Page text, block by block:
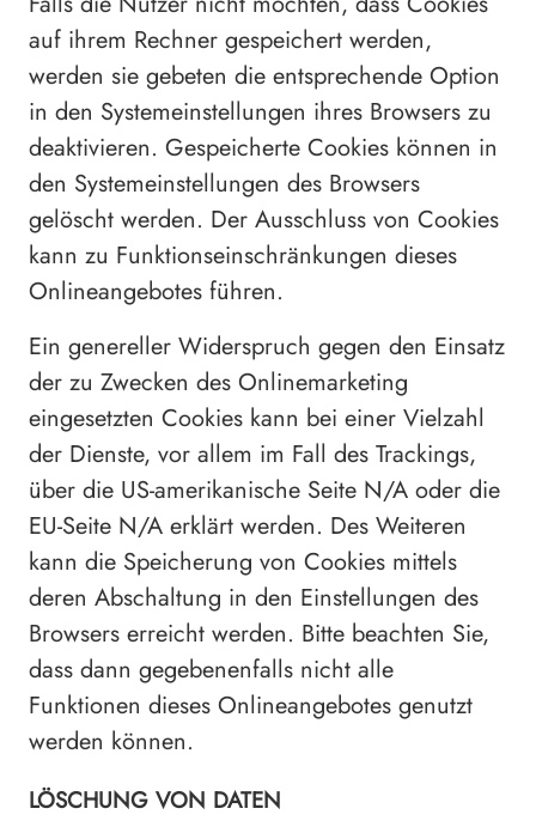
auf ihrem Rechner gespeichert werden,
werden sie gebeten die entsprechende Option
in den Systemeinstellungen ihres Browsers zu
deaktivieren. Gespeicherte Cookies können in
den Systemeinstellungen des Browsers
gelöscht werden. Der Ausschluss von Cookies
kann zu Funktionseinschränkungen dieses
Onlineangebotes führen.
Ein genereller Widerspruch gegen den Einsatz
der zu Zwecken des Onlinemarketing
eingesetzten Cookies kann bei einer Vielzahl
der Dienste, vor allem im Fall des Trackings,
über die US-amerikanische Seite N/A oder die
EU-Seite N/A erklärt werden. Des Weiteren
kann die Speicherung von Cookies mittels
deren Abschaltung in den Einstellungen des
Browsers erreicht werden. Bitte beachten Sie,
dass dann gegebenenfalls nicht alle
Funktionen dieses Onlineangebotes genutzt
werden können.
LÖSCHUNG VON DATEN